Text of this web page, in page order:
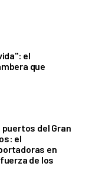
el
que
puertos del Gran
el
en
de los